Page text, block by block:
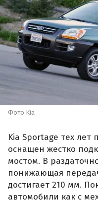
Фото Kia
Kia Sportage тех лет
оснащен жестко
мостом. В
понижающая
достигает 210 мм.
автомобили как с